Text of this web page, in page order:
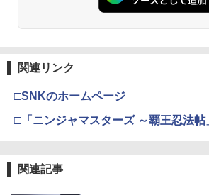
関連リンク
□SNKのホームページ
□「ニンジャマスターズ ～覇王忍法
関連記事